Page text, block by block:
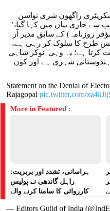
راگھون شری نواسن
سے جاری بیان میں کہا گیا،’
روزنامہ) کے سابق مدیر آر
جس طرح کا سلوک کر رہی ہے،
کرتا ہے؛ یہ وہی نوکر شاہی
شہری ہے اور کون
Statement on the Denial of
Rajagopalpic.twitter.com/
More in Featured :
ہراسانی، تشدد اور بربریت:
راہل گاندھی نے پولیس
کارروائی کا سامنا کرنے والے
— Editors Guild of India